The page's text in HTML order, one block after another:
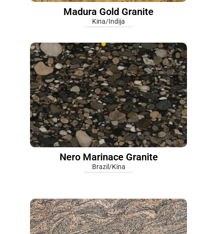
Madura Gold Granite
Kina/Indija
Nero Marinace Granite
Brazil/Kina